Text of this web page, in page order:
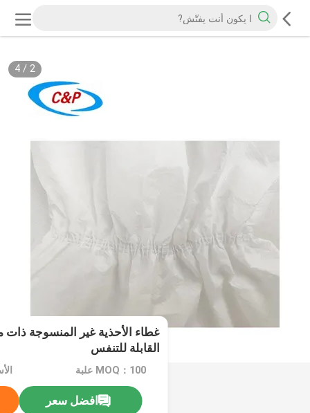
2
/
4
غطاء الأحذية غير المنسوجة ذات
القابلة للتنفس
MOQ：100 علبة
افضل سعر